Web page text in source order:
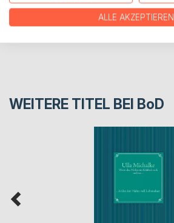
WEITERE TITEL BEI BoD
ALLE AKZEPTIEREN